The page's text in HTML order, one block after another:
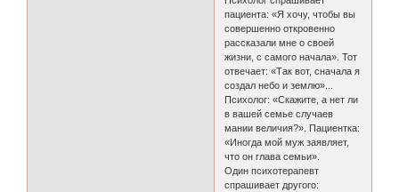
пациента: «Я хочу, чтобы вы
совершенно откровенно
рассказали мне о своей
жизни, с самого начала». Тот
отвечает: «Так вот, сначала я
создал небо и землю»...
Психолог: «Скажите, а нет ли
в вашей семье случаев
мании величия?». Пациентка:
«Иногда мой муж заявляет,
что он глава семьи».
Один психотерапевт
спрашивает другого: